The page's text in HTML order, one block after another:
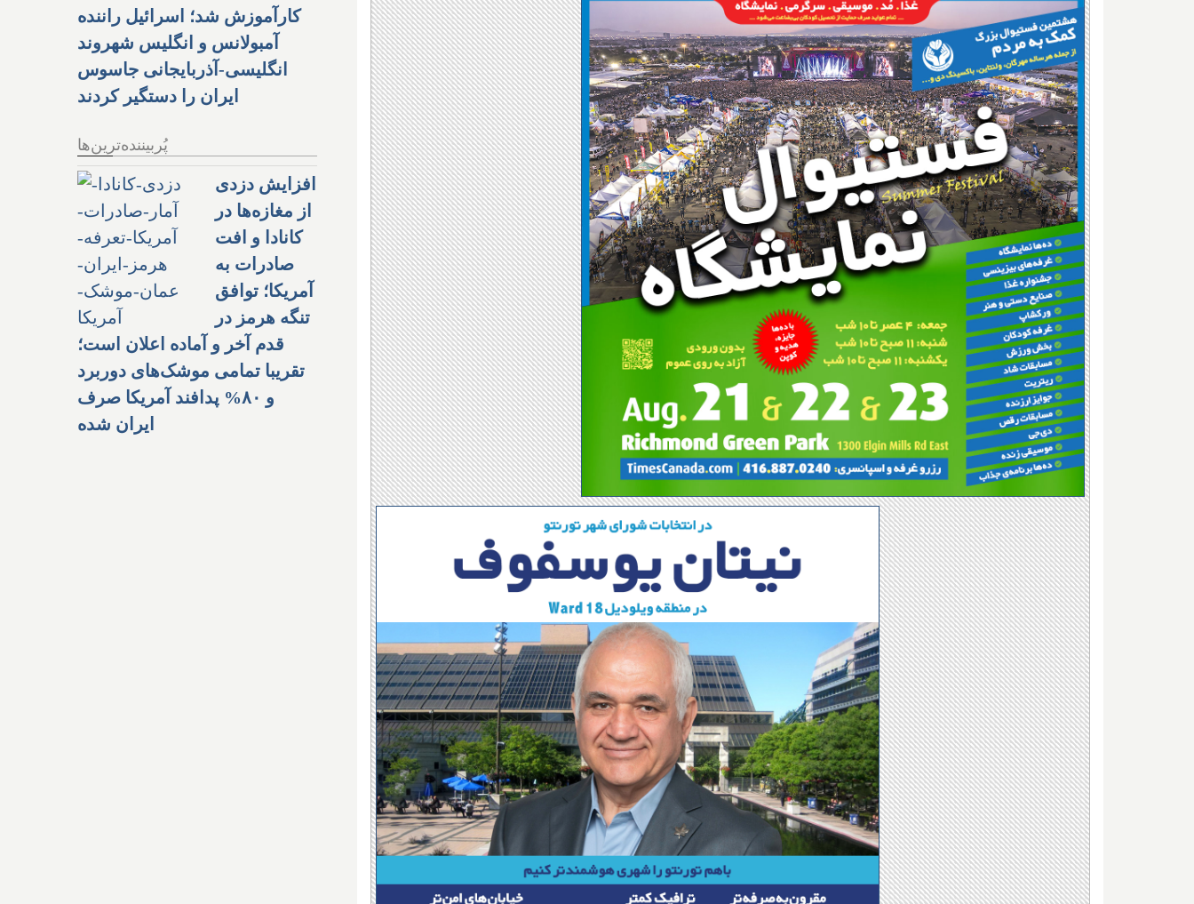
کارآموزش شد؛ اسرائیل راننده
آمبولانس و انگلیس شهروند
انگلیسی-آذربایجانی جاسوس
ایران را دستگیر کردند
پُربیننده‌ترین‌ها
افزایش دزدی
از مغازه‌ها در
کانادا و افت
صادرات به
آمریکا؛ توافق
تنگه هرمز در
قدم آخر و آماده اعلان است؛
تقریبا تمامی موشک‌های دوربرد
و ۸۰% پدافند آمریکا صرف
ایران شده